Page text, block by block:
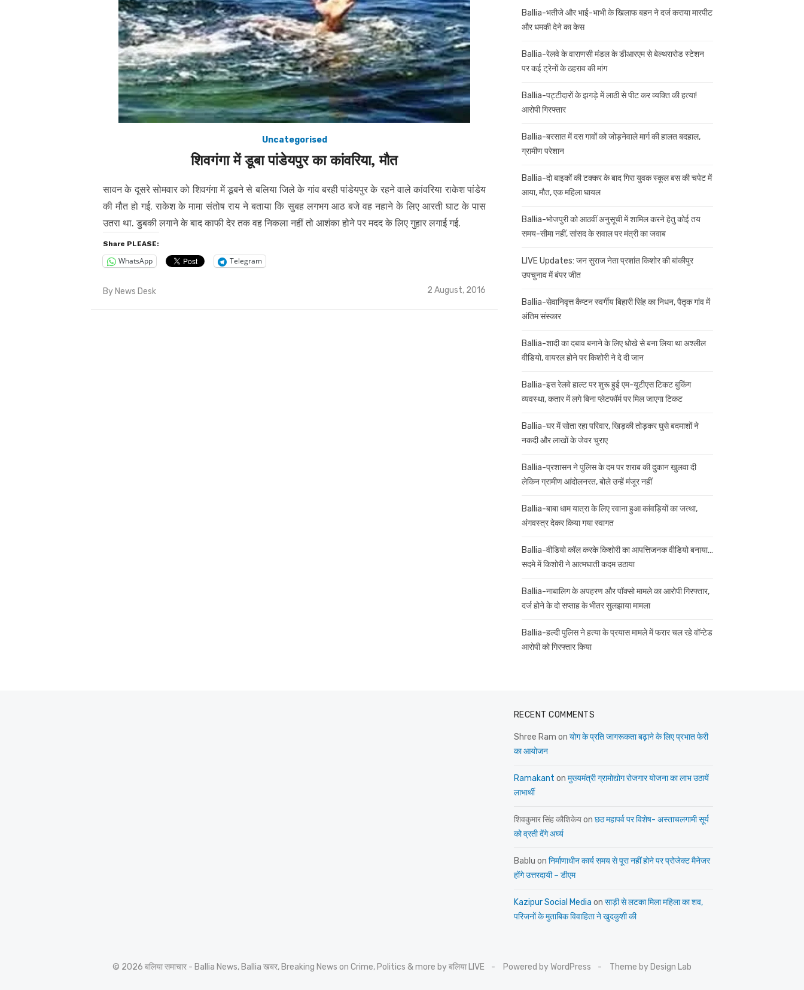
Uncategorised
शिवगंगा में डूबा पांडेयपुर का कांवरिया, मौत
सावन के दूसरे सोमवार को शिवगंगा में डूबने से बलिया जिले के गांव बरही पांडेयपुर के रहने वाले कांवरिया राकेश पांडेय
की मौत हो गई. राकेश के मामा संतोष राय ने बताया कि सुबह लगभग आठ बजे वह नहाने के लिए आरती घाट के पास
उतरा था. डुबकी लगाने के बाद काफी देर तक वह निकला नहीं तो आशंका होने पर मदद के लिए गुहार लगाई गई.
Share PLEASE:
WhatsApp Telegram
By News Desk
Posted
2 August, 2016
Ballia-भतीजे और भाई-भाभी के खिलाफ बहन ने दर्ज कराया मारपीट
और धमकी देने का केस
Ballia-रेलवे के वाराणसी मंडल के डीआरएम से बेल्थरारोड स्टेशन
पर कई ट्रेनों के ठहराव की मांग
Ballia-पट्टीदारों के झगड़े में लाठी से पीट कर व्यक्ति की हत्या!
आरोपी गिरफ्तार
Ballia-बरसात में दस गावों को जोड़नेवाले मार्ग की हालत बदहाल,
ग्रामीण परेशान
Ballia-दो बाइकों की टक्कर के बाद गिरा युवक स्कूल बस की चपेट में
आया, मौत, एक महिला घायल
Ballia-भोजपुरी को आठवीं अनुसूची में शामिल करने हेतु कोई तय
समय-सीमा नहीं, सांसद के सवाल पर मंत्री का जवाब
LIVE Updates: जन सुराज नेता प्रशांत किशोर की बांकीपुर
उपचुनाव में बंपर जीत
Ballia-सेवानिवृत्त कैप्टन स्वर्गीय बिहारी सिंह का निधन, पैतृक गांव में
अंतिम संस्कार
Ballia-शादी का दबाव बनाने के लिए धोखे से बना लिया था अश्लील
वीडियो, वायरल होने पर किशोरी ने दे दी जान
Ballia-इस रेलवे हाल्ट पर शुरू हुई एम-यूटीएस टिकट बुकिंग
व्यवस्था, कतार में लगे बिना प्लेटफॉर्म पर मिल जाएगा टिकट
Ballia-घर में सोता रहा परिवार, खिड़की तोड़कर घुसे बदमाशों ने
नकदी और लाखों के जेवर चुराए
Ballia-प्रशासन ने पुलिस के दम पर शराब की दुकान खुलवा दी
लेकिन ग्रामीण आंदोलनरत, बोले उन्हें मंजूर नहीं
Ballia-बाबा धाम यात्रा के लिए रवाना हुआ कांवड़ियों का जत्था,
अंगवस्त्र देकर किया गया स्वागत
Ballia-वीडियो कॉल करके किशोरी का आपत्तिजनक वीडियो बनाया…
सदमे में किशोरी ने आत्मघाती कदम उठाया
Ballia-नाबालिग के अपहरण और पॉक्सो मामले का आरोपी गिरफ्तार,
दर्ज होने के दो सप्ताह के भीतर सुलझाया मामला
Ballia-हल्दी पुलिस ने हत्या के प्रयास मामले में फरार चल रहे वॉन्टेड
आरोपी को गिरफ्तार किया
RECENT COMMENTS
Shree Ram on योग के प्रति जागरूकता बढ़ाने के लिए प्रभात फेरी
का आयोजन
Ramakant on मुख्यमंत्री ग्रामोद्योग रोजगार योजना का लाभ उठायें
लाभार्थी
शिवकुमार सिंह कौशिकेयon छठ महापर्व पर विशेष- अस्ताचलगामी सूर्य
को व्रती देंगे अर्घ्य
Bablu on निर्माणाधीन कार्य समय से पूरा नहीं होने पर प्रोजेक्ट मैनेजर
होंगे उत्तरदायी – डीएम
Kazipur Social Media on साड़ी से लटका मिला महिला का शव,
परिजनों के मुताबिक विवाहिता ने खुदकुशी की
© 2026 बलिया समाचार - Ballia News, Ballia खबर, Breaking News on Crime, Politics & more by बलिया LIVE Powered by WordPress Theme by Design Lab